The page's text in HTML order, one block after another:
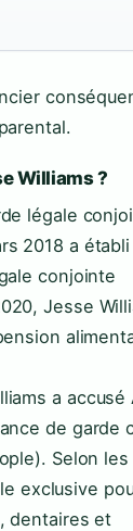
Williams ?
légale
2018 a
conjointe
Jesse
a accusé
de garde
Selon
exclusive
dentaires et